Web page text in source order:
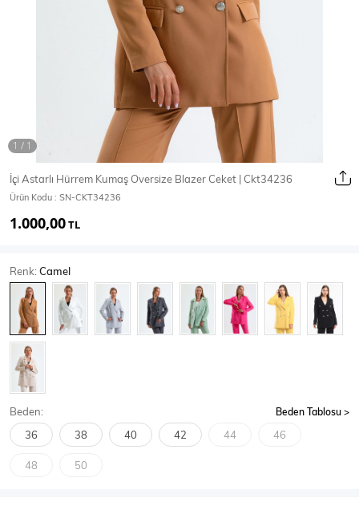
Mont & Kaban
T-Shirt
Body Atlet Crop & Büstiyer
SPOR GİYİM
Eşofman Üstü
İçi Astarlı Hürrem Kumaş Oversize Blazer Ceket | Ckt34236
Ürün Kodu : SN-CKT34236
1.000,00TL
Renk:Camel
Beden: Beden Tablosu
36 38 40 42 44 46
48 50